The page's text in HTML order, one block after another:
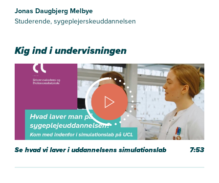
Jonas Daugbjerg Melbye
Studerende, sygeplejerskeuddannelsen
Kig ind i undervisningen
Se hvad vi laver i uddannelsens simulationslab 7:53